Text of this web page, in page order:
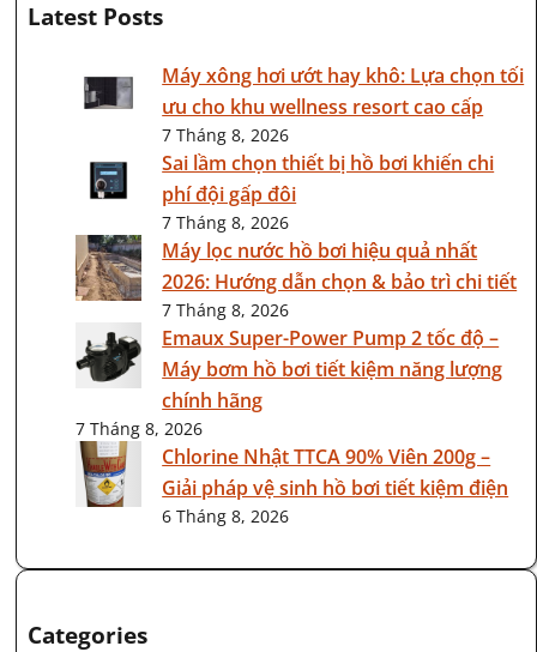
Latest Posts
Máy xông hơi ướt hay khô: Lựa chọn tối
ưu cho khu wellness resort cao cấp
7 Tháng 8, 2026
Sai lầm chọn thiết bị hồ bơi khiến chi
phí đội gấp đôi
7 Tháng 8, 2026
Máy lọc nước hồ bơi hiệu quả nhất
2026: Hướng dẫn chọn & bảo trì chi tiết
7 Tháng 8, 2026
Emaux Super-Power Pump 2 tốc độ –
Máy bơm hồ bơi tiết kiệm năng lượng
chính hãng
7 Tháng 8, 2026
Chlorine Nhật TTCA 90% Viên 200g –
Giải pháp vệ sinh hồ bơi tiết kiệm điện
6 Tháng 8, 2026
Categories